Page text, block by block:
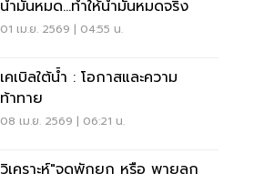
น้ำมันหมด...ทำให้น้ำมันหมดจริง
01 เม.ย. 2569 | 04:55 น.
เคเบิลใต้น้ำ : โอกาสและความ
ท้าทาย
08 เม.ย. 2569 | 06:21 น.
วิเคราะห์"จุดพักยก หรือ พายุลูก